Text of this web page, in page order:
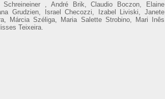
, André Brik, Claudio Boczon, Elaine
Grudzien, Israel Checozzi, Izabel Liviski, Janete
Márcia Széliga, Maria Salette Strobino, Mari Inês
Teixeira.